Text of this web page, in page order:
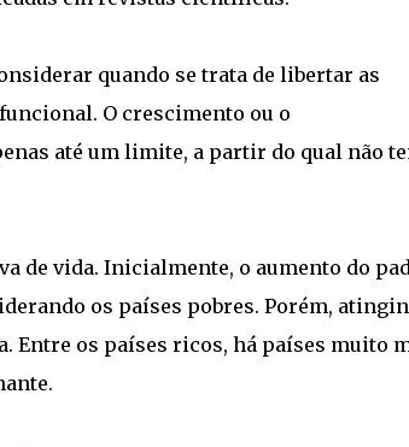
quando se trata de libertar as
O crescimento ou o
até um limite, a partir do qual não
de vida. Inicialmente, o aumento do
os países pobres. Porém,
Entre os países ricos, há países muito